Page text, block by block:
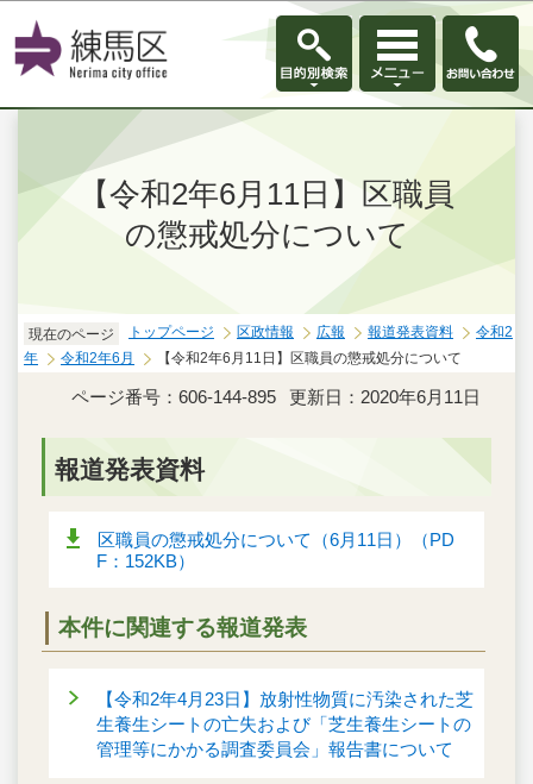
このページの本文へ移動
【令和2年6月11日】区職員
の懲戒処分について
現在のページ トップページ 区政情報 広報 報道発表資料
令和2
年
令和2年6月 【令和2年6月11日】区職員の懲戒処分について
ページ番号：606-144-895 更新日：2020年6月11日
報道発表資料
区職員の懲戒処分について（6月11日）（PD
F：152KB）
本件に関連する報道発表
【令和2年4月23日】放射性物質に汚染された芝
生養生シートの亡失および「芝生養生シートの
管理等にかかる調査委員会」報告書について